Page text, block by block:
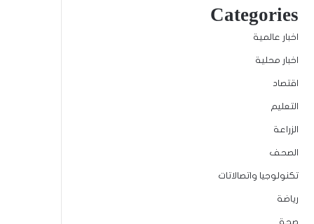
Categories
اخبار عالمية
اخبار محلية
اقتصاد
التعليم
الزراعة
الصحف
تكنولوجيا واتصالاتات
رياضة
صحة